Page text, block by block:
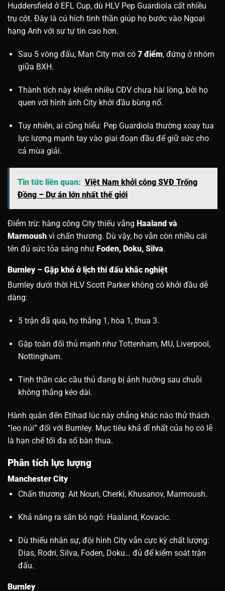
Huddersfield ở EFL Cup, dù HLV Pep Guardiola cất nhiều
trụ cột. Đây là cú hích tinh thần giúp họ bước vào Ngoại
hạng Anh với sự tự tin cao hơn.
Sau 5 vòng đấu, Man City mới có 7 điểm, đứng ở nhóm
giữa BXH.
Thành tích này khiến nhiều CĐV chưa hài lòng, bởi họ
quen với hình ảnh City khởi đầu bùng nổ.
Tuy nhiên, ai cũng hiểu: Pep Guardiola thường xoay tua
lực lượng mạnh tay vào giai đoạn đầu để giữ sức cho
cả mùa giải.
Tin tức liên quan: Việt Nam khởi công SVĐ Trống
Đồng – Dự án lớn nhất thế giới
Điểm trừ: hàng công City thiếu vắng Haaland và
Marmoush vì chấn thương. Dù vậy, họ vẫn còn nhiều cái
tên đủ sức tỏa sáng như Foden, Doku, Silva.
Burnley – Gặp khó ở lịch thi đấu khắc nghiệt
Burnley dưới thời HLV Scott Parker không có khởi đầu dễ
dàng:
5 trận đã qua, họ thắng 1, hòa 1, thua 3.
Gặp toàn đối thủ mạnh như Tottenham, MU, Liverpool,
Nottingham.
Tinh thần các cầu thủ đang bị ảnh hưởng sau chuỗi
không thắng kéo dài.
Hành quân đến Etihad lúc này chẳng khác nào thử thách
“leo núi” đối với Burnley. Mục tiêu khả dĩ nhất của họ có lẽ
là hạn chế tối đa số bàn thua.
Phân tích lực lượng
Manchester City
Chấn thương: Ait Nouri, Cherki, Khusanov, Marmoush.
Khả năng ra sân bỏ ngỏ: Haaland, Kovacic.
Dù thiếu nhân sự, đội hình City vẫn cực kỳ chất lượng:
Dias, Rodri, Silva, Foden, Doku… đủ để kiểm soát trận
đấu.
Burnley